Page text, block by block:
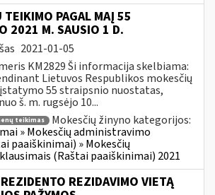
TEIKIMO PAGAL MAĮ 55
2021 M. SAUSIO 1 D.
2021-01-05
KM2829 Ši informacija skelbiama:
Lietuvos Respublikos mokesčių
55 straipsnio nuostatas,
š. m. rugsėjo 10...
teikimas
Mokesčių žinyno kategorijos:
» Mokesčių administravimo
paaiškinimai) » Mokesčių
(Raštai paaiškinimai) 2021
REZIDAVIMO VIETĄ